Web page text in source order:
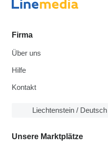
Firma
Über uns
Hilfe
Kontakt
Liechtenstein / Deutsch
Unsere Marktplätze